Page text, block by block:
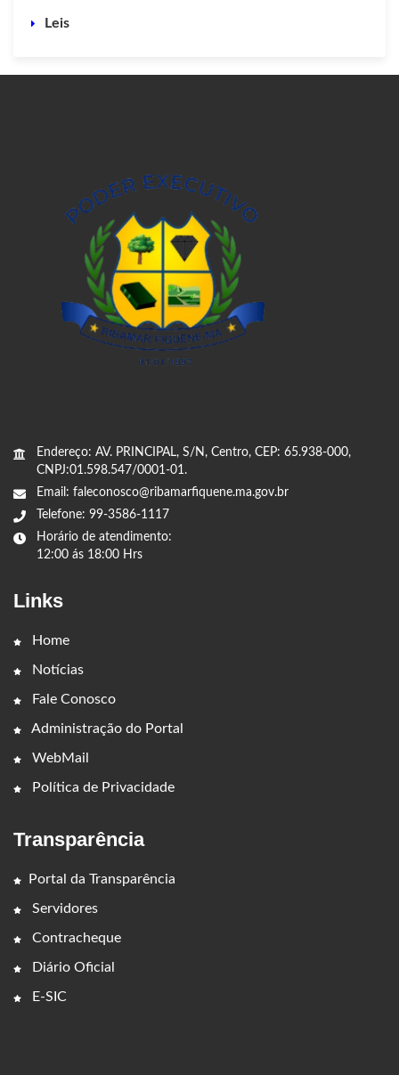
Leis
Endereço: AV. PRINCIPAL, S/N, Centro, CEP: 65.938-000,
CNPJ:01.598.547/0001-01.
Email: faleconosco@ribamarfiquene.ma.gov.br
Telefone: 99-3586-1117
Horário de atendimento:
12:00 ás 18:00 Hrs
Links
Home
Notícias
Fale Conosco
Administração do Portal
WebMail
Política de Privacidade
Transparência
Portal da Transparência
Servidores
Contracheque
Diário Oficial
E-SIC